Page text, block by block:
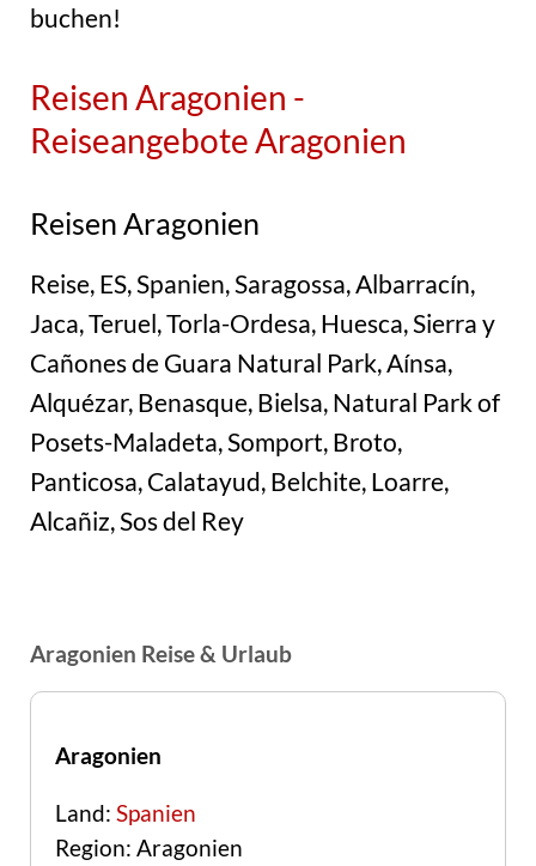
buchen!
Reisen Aragonien -
Reiseangebote Aragonien
Reisen Aragonien
Reise, ES, Spanien, Saragossa, Albarracín,
Jaca, Teruel, Torla-Ordesa, Huesca, Sierra y
Cañones de Guara Natural Park, Aínsa,
Alquézar, Benasque, Bielsa, Natural Park of
Posets-Maladeta, Somport, Broto,
Panticosa, Calatayud, Belchite, Loarre,
Alcañiz, Sos del Rey
Aragonien Reise & Urlaub
Aragonien
Land: Spanien
Region: Aragonien